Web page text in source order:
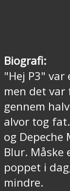
Biografi:
"Hej P3"
men det
gennem
alvor tog
og Depeche
Blur. Måske
poppet i
mindre.